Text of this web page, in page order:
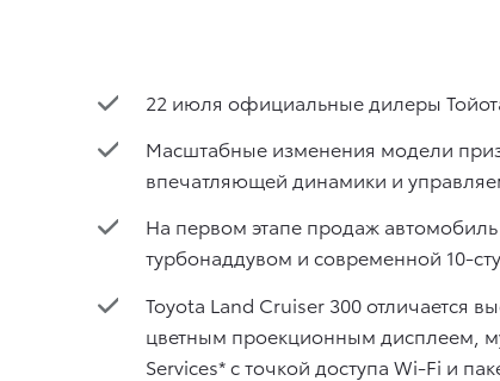
22 июля официальные дилеры
Масштабные изменения модели
впечатляющей динамики и
На первом этапе продаж
турбонаддувом и современной 10-
Toyota Land Cruiser 300 отличается
цветным проекционным дисплеем,
Services* с точкой доступа Wi-Fi и